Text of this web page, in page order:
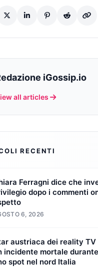
iGossip.io
all articles
RECENTI
Ferragni dice che
dopo i commenti
6, 2026
austriaca dei reality TV
incidente mortale
spot nel nord Italia